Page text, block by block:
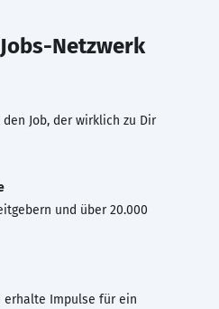
Netzwerk
Job, der wirklich zu Dir
und über 20.000
erhalte Impulse für ein